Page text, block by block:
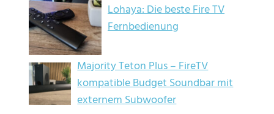
Lohaya: Die beste Fire TV
Fernbedienung
Majority Teton Plus – FireTV
kompatible Budget Soundbar mit
externem Subwoofer